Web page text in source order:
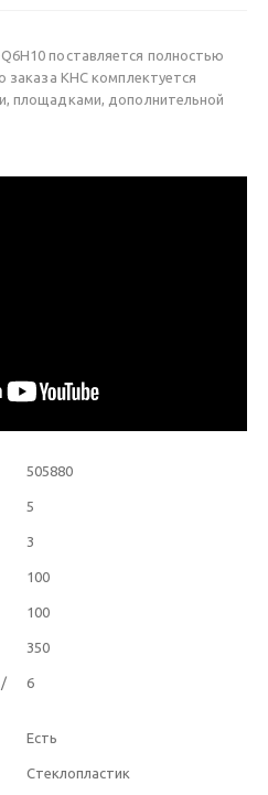
поставляется полностью
заказа КНС комплектуется
площадками, дополнительной
505880
5
3
100
100
350
6
Есть
Стеклопластик